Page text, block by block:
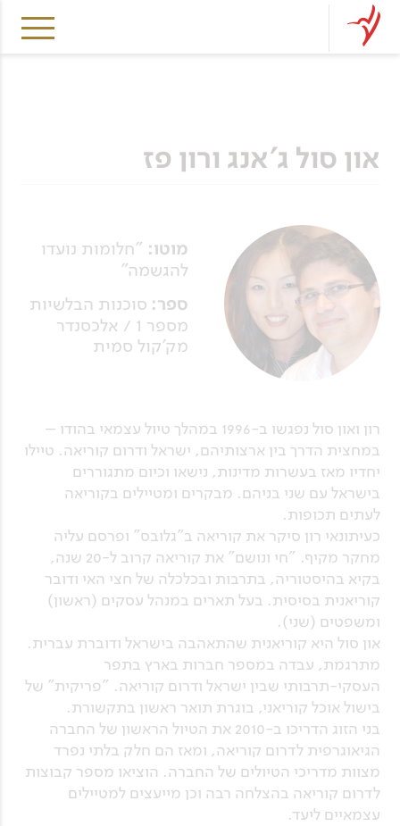
און סול ג'אנג ורון פז
מוטו: "חלומות נועדו
להגשמה"
ספר: סוכנות הבלשיות
מספר 1 / אלכסנדר
מק'קול סמית
רון ואון סול נפגשו ב-1996 במהלך טיול עצמאי בהודו –
במחצית הדרך בין ארצותיהם, ישראל ודרום קוריאה. טיילו
יחדיו מאז בעשרות מדינות, נישאו וכיום מתגוררים
בישראל עם שני בניהם. מבקרים ומטיילים בקוריאה
לעתים תכופות.
כעיתונאי רון סיקר את קוריאה ב"גלובס" ופרסם עליה
מחקר מקיף. "חי ונושם" את קוריאה קרוב ל-20 שנה,
בקיא בהיסטוריה, בתרבות ובכלכלה של חצי האי ודובר
קוריאנית בסיסית. בעל תארים במנהל עסקים (ראשון)
ומשפטים (שני).
און סול היא קוריאנית שהתאהבה בישראל ודוברת עברית.
מתרגמת, עבדה במספר חברות בארץ בתפר
העסקי-תרבותי שבין ישראל ודרום קוריאה. "פריקית" של
בישול אוכל קוריאני, בוגרת תואר ראשון בתקשורת.
בני הזוג הדריכו ב-2010 את הטיול הראשון של החברה
הגיאוגרפית לדרום קוריאה, ומאז הם חלק בלתי נפרד
מצוות מדריכי הטיולים של החברה. הוציאו מספר קבוצות
לדרום קוריאה בהצלחה רבה וכן מייעצים למטיילים
עצמאיים ליעד.